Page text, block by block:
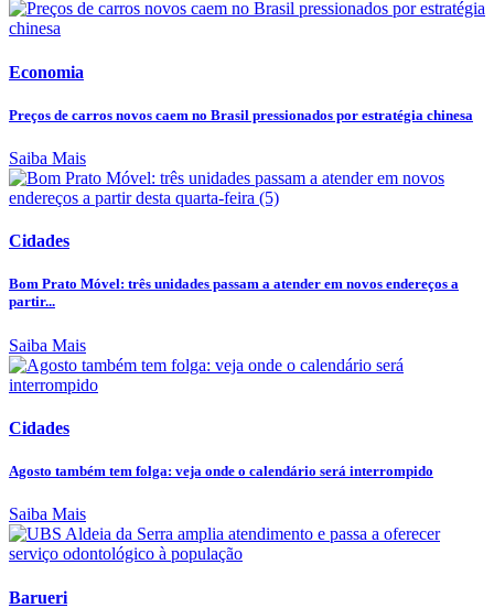
Economia
Preços de carros novos caem no Brasil pressionados por estratégia chinesa
Saiba Mais
Cidades
Bom Prato Móvel: três unidades passam a atender em novos endereços a
partir...
Saiba Mais
Cidades
Agosto também tem folga: veja onde o calendário será interrompido
Saiba Mais
Barueri